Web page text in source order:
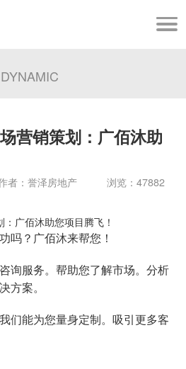
营销策划：广佰沐助
：誉泽房地产 浏览：47882
广佰沐助您项目腾飞！
吗？广佰沐来帮您！
询服务。帮助您了解市场。分析
方案。
们能为您量身定制。吸引更多客